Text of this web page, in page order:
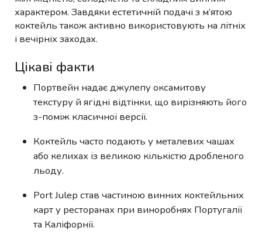
характером. Завдяки естетичній подачі з м’ятою
коктейль також активно використовують на літніх
і вечірніх заходах.
Цікаві факти
Портвейн надає джулепу оксамитову
текстуру й ягідні відтінки, що вирізняють його
з-поміж класичної версії.
Коктейль часто подають у металевих чашах
або келихах із великою кількістю дробленого
льоду.
Port Julep став частиною винних коктейльних
карт у ресторанах при виноробнях Португалії
та Каліфорнії.